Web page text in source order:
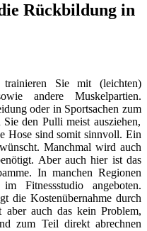
Rückbildung in
Sie mit (leichten)
andere Muskelpartien.
oder in Sportsachen zum
den Pulli meist ausziehen,
Hose sind somit sinnvoll. Ein
Manchmal wird auch
Aber auch hier ist das
In manchen Regionen
Fitnessstudio angeboten.
die Kostenübernahme durch
auch das kein Problem,
zum Teil direkt abrechnen